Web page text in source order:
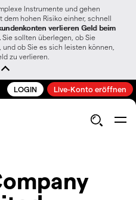
Instrumente und gehen
dem hohen Risiko einher, schnell
verlieren Geld beim
Sie sollten überlegen, ob Sie
ob Sie es sich leisten können,
zu verlieren.
LOGIN Live-Konto eröffnen